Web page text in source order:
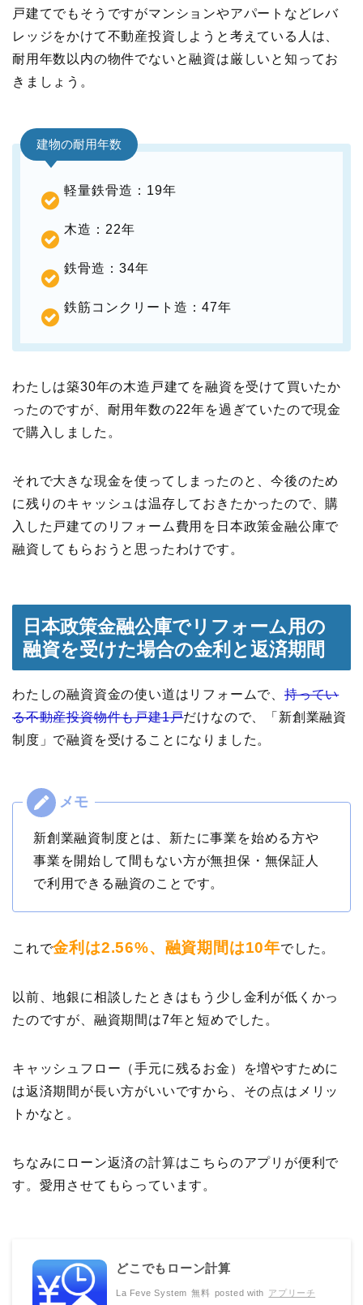
戸建てでもそうですがマンションやアパートなどレバ
レッジをかけて不動産投資しようと考えている人は、
耐用年数以内の物件でないと融資は厳しいと知ってお
きましょう。
建物の耐用年数
軽量鉄骨造：19年
木造：22年
鉄骨造：34年
鉄筋コンクリート造：47年
わたしは築30年の木造戸建てを融資を受けて買いたか
ったのですが、耐用年数の22年を過ぎていたので現金
で購入しました。
それで大きな現金を使ってしまったのと、今後のため
に残りのキャッシュは温存しておきたかったので、購
入した戸建てのリフォーム費用を日本政策金融公庫で
融資してもらおうと思ったわけです。
日本政策金融公庫でリフォーム用の
融資を受けた場合の金利と返済期間
わたしの融資資金の使い道はリフォームで、 持ってい
る不動産投資物件も戸建1戸だけなので、「新創業融資
制度」で融資を受けることになりました。
新創業融資制度とは、新たに事業を始める方や
事業を開始して間もない方が無担保・無保証人
で利用できる融資のことです。
これで金利は2.56%、融資期間は10年でした。
以前、地銀に相談したときはもう少し金利が低くかっ
たのですが、融資期間は7年と短めでした。
キャッシュフロー（手元に残るお金）を増やすために
は返済期間が長い方がいいですから、その点はメリッ
トかなと。
ちなみにローン返済の計算はこちらのアプリが便利で
す。愛用させてもらっています。
どこでもローン計算
La Feve System 無料 posted with アプリーチ